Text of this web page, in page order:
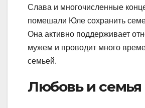
Слава и многочисленные
помешали Юле сохранить
Она активно поддерживает
мужем и проводит много
семьей.
Любовь и семья